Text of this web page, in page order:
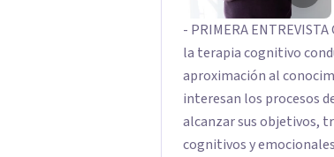
- PRIMERA
la terapia cognitivo
aproximación al
interesan los procesos
alcanzar sus objetivos,
cognitivos y